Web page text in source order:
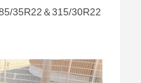
35R22＆315/30R22